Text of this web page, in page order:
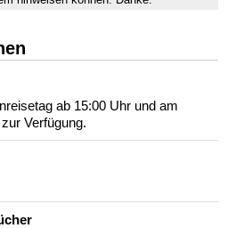
ab 15:00 Uhr und am
Verfügung.